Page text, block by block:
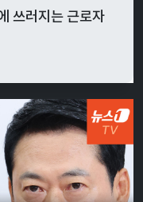
쓰러지는 근로자